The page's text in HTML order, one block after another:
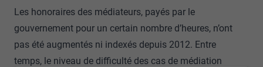
Les honoraires des médiateurs, payés par le
gouvernement pour un certain nombre d’heures, n’ont
pas été augmentés ni indexés depuis 2012. Entre
temps, le niveau de difficulté des cas de médiation